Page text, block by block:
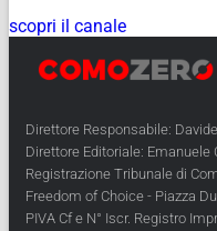
scopri il canale
Direttore Responsabile:
Direttore Editoriale: Emanuele
Registrazione Tribunale di
Freedom of Choice - Piazza
PIVA Cf e N° Iscr. Registro